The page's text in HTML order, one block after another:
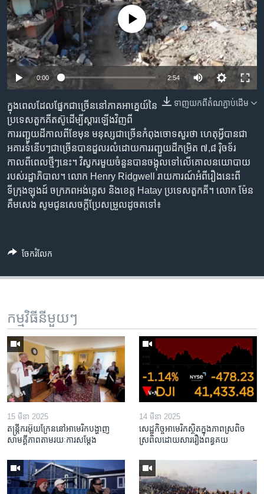
ទំព័រ​
រចនា
សម្ព័ន្ធ​
រំលង​
និង​
ចូល​
កាន់​
ទំព័រ​
ស្វែង​
រក
កម្មវិធីទាំងអស់
Khmer English
បណ្តាញ​សង្គម
ភាសា
No media source currently available
0:00 2:54
ទាញ​យក​ពី​តំណភ្ជាប់​ដើម
ក្នុងពេលដែលផ្នែកជាច្រើននៅភាគអាគ្នេយ៍នៃ
ប្រទេសតួកគីតស៊ូដើម្បីស្តារឡើងវិញពី
ការរញ្ជួយដីកាលពីខែមុន មនុស្សជាច្រើនកំពុងចោទសួរថា ហេតុអ្វីបានជា
អគារទំនើបៗជាច្រើនបានដួលរលំដោយការរញ្ជួយដីកម្រិត ៧,៨ រ៉ិចទ័រ
កាលពីពេលថ្មីៗនេះ។ វិស្វករមួយចំនួនបានចង្អុលទៅលើគោលនយោបាយ
របស់រដ្ឋាភិបាល។ លោក Henry Ridgwell រាយការណ៍អំពីរឿងនេះពី
ទីក្រុងឡុងដ៍ ចក្រភពអង់គ្លេស និងខេត្ត Hatay ប្រទេសតួកគី។ លោក ម៉ែន
គឹមសេង សូមជូនសេចក្តីប្រែសម្រួលដូចតទៅ៖
ចែករំលែក
កម្មវិធី​នីមួយៗ
15 មីនា 2025
តន្ត្រីករ​អ៊ុយក្រែន​នៅ​អាមេរិក​បង្ហាញ​
សាមគ្គីភាព​តាម​រយៈ​ការសម្តែង
14 មីនា 2025
សេដ្ឋកិច្ច​អាមេរិក​ស្ថិត​ក្នុង​ភាពស្រពិច
ស្រពិល​ដោយសារ​រឿង​ពន្ធគយ